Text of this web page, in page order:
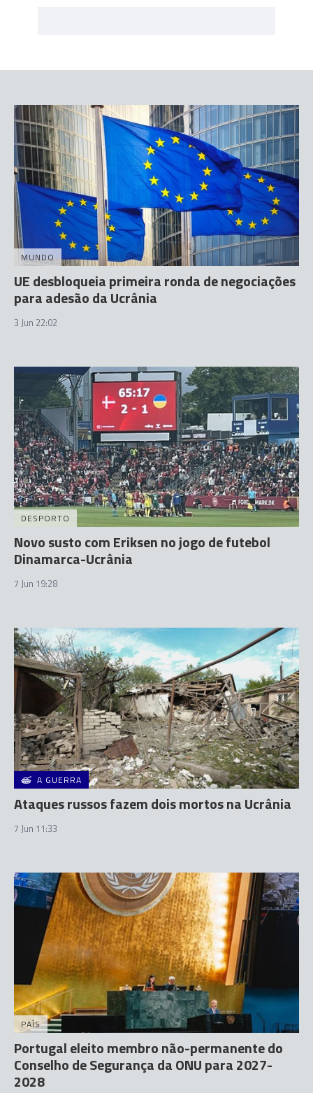
MUNDO
UE desbloqueia primeira ronda de negociações
para adesão da Ucrânia
3 Jun 22:02
DESPORTO
Novo susto com Eriksen no jogo de futebol
Dinamarca-Ucrânia
7 Jun 19:28
A GUERRA
Ataques russos fazem dois mortos na Ucrânia
7 Jun 11:33
PAÍS
Portugal eleito membro não-permanente do
Conselho de Segurança da ONU para 2027-
2028